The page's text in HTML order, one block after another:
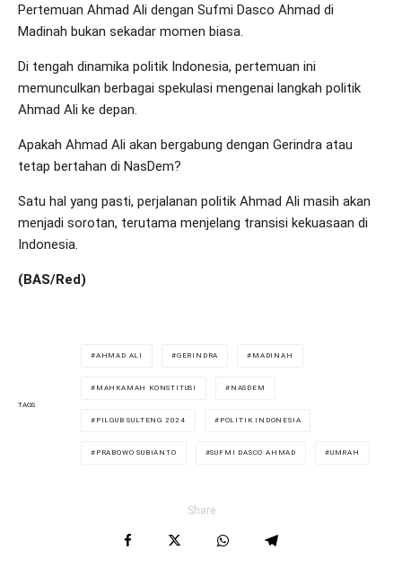
Pertemuan Ahmad Ali dengan Sufmi Dasco Ahmad di
Madinah bukan sekadar momen biasa.
Di tengah dinamika politik Indonesia, pertemuan ini
memunculkan berbagai spekulasi mengenai langkah politik
Ahmad Ali ke depan.
Apakah Ahmad Ali akan bergabung dengan Gerindra atau
tetap bertahan di NasDem?
Satu hal yang pasti, perjalanan politik Ahmad Ali masih akan
menjadi sorotan, terutama menjelang transisi kekuasaan di
Indonesia.
(BAS/Red)
TAGS
AHMAD ALI GERINDRA MADINAH
MAHKAMAH KONSTITUSI NASDEM
PILGUB SULTENG 2024 POLITIK INDONESIA
PRABOWO SUBIANTO SUFMI DASCO AHMAD UMRAH
Share